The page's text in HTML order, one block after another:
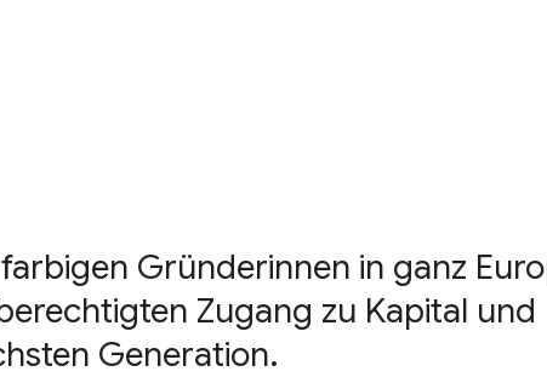
Gründerinnen in ganz
Zugang zu Kapital und
Generation.